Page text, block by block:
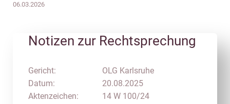
06.03.2026
Notizen zur Rechtsprechung
Gericht:
Datum:
Aktenzeichen:
OLG Karlsruhe
20.08.2025
14 W 100/24